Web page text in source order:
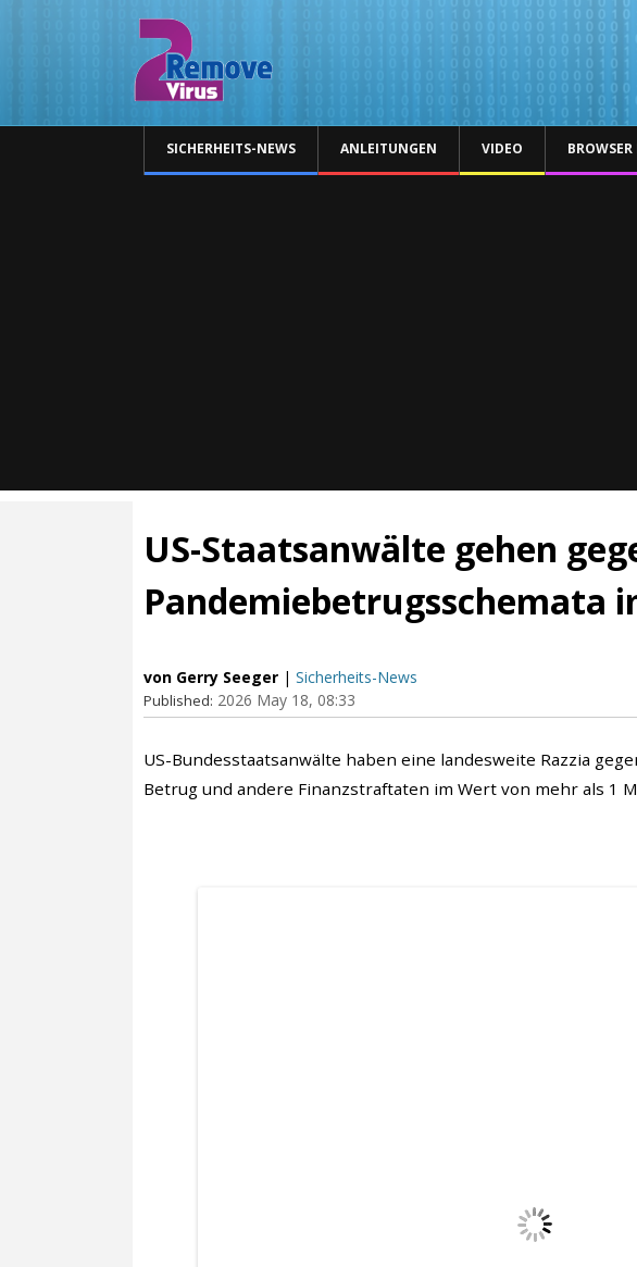
SICHERHEITS-NEWS ANLEITUNGEN VIDEO BROWSER
US-Staatsanwälte gehen
Pandemiebetrugsschemata
von Gerry Seeger | Sicherheits-News
Published: 2026 May 18, 08:33
US-Bundesstaatsanwälte haben eine landesweite Razzia
Betrug und andere Finanzstraftaten im Wert von mehr als 1